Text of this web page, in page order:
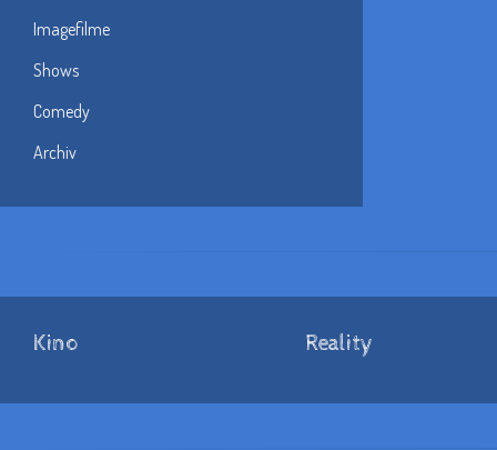
Imagefilme
Shows
Comedy
Archiv
Kino Reality